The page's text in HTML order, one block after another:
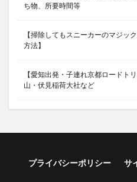
ち物、所要時間等
【掃除してもスニーカーのマジッ
方法】
【愛知出発・子連れ京都ロードト
山・伏見稲荷大社など
プライバシーポリシー サ